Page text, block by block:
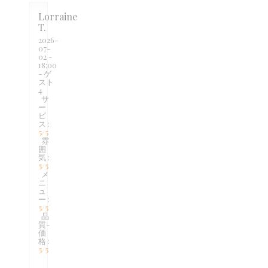
Lorraine
T
2026-
07-
02 -
18:00
- ゲ
スト
4
サ
ー
ビ
ス :
5/5
雰
囲
気 :
5/5
メ
ニ
ュ
ー :
5/5
品
質-
価
格 :
5/5